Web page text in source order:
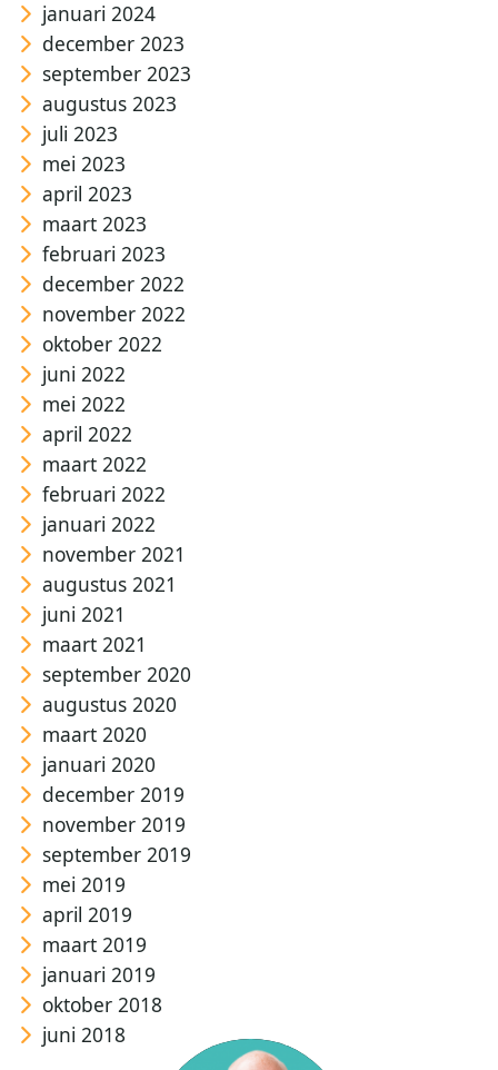
januari 2024
december 2023
september 2023
augustus 2023
juli 2023
mei 2023
april 2023
maart 2023
februari 2023
december 2022
november 2022
oktober 2022
juni 2022
mei 2022
april 2022
maart 2022
februari 2022
januari 2022
november 2021
augustus 2021
juni 2021
maart 2021
september 2020
augustus 2020
maart 2020
januari 2020
december 2019
november 2019
september 2019
mei 2019
april 2019
maart 2019
januari 2019
oktober 2018
juni 2018